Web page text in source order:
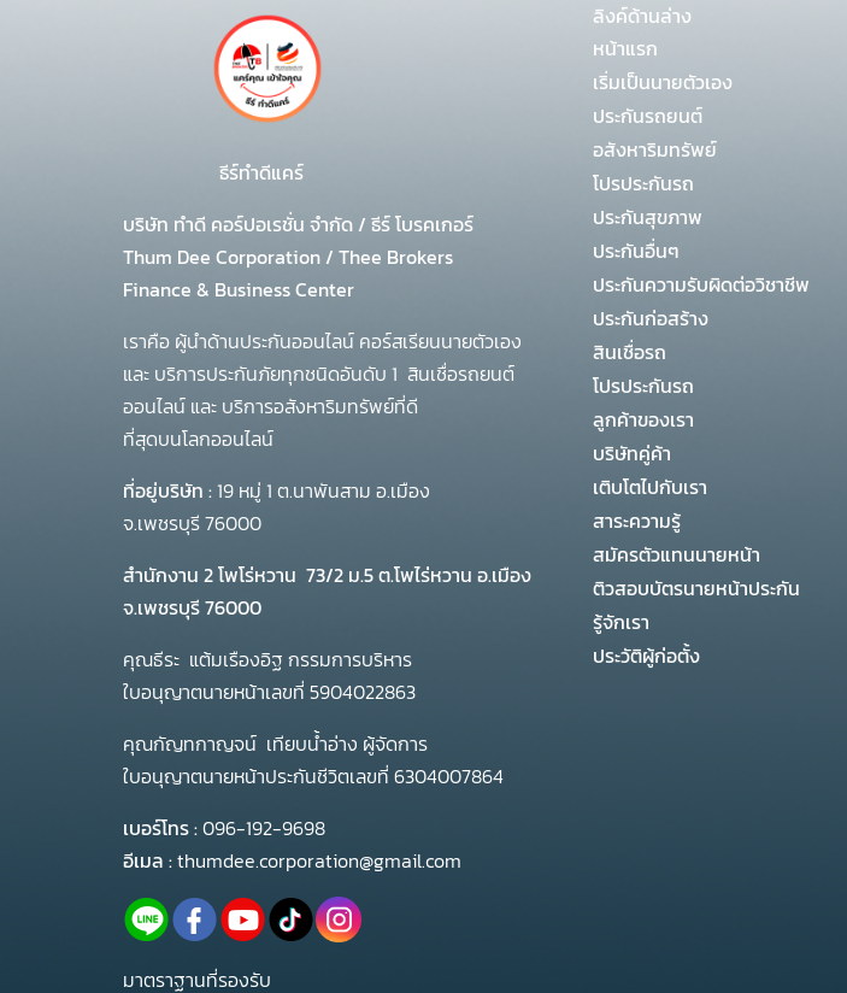
ธีร์ทำดีแคร์
บริษัท ทำดี คอร์ปอเรชั่น จำกัด / ธีร์ โบรคเกอร์
Thum Dee Corporation / Thee Brokers
Finance & Business Center
เราคือ ผู้นำด้านประกันออนไลน์ คอร์สเรียนนายตัวเอง
และ บริการประกันภัยทุกชนิดอันดับ 1 สินเชื่อรถยนต์
ออนไลน์ และ บริการอสังหาริมทรัพย์ที่ดี
ที่สุดบนโลกออนไลน์
ที่อยู่บริษัท :19 หมู่ 1 ต.นาพันสาม อ.เมือง
จ.เพชรบุรี 76000
สำนักงาน 2 โพโร่หวาน 73/2 ม.5 ต.โพไร่หวาน อ.เมือง
จ.เพชรบุรี 76000
คุณธีระ แต้มเรืองอิฐ กรรมการบริหาร
ใบอนุญาตนายหน้าเลขที่ 5904022863
คุณกัญทกาญจน์ เทียบน้ำอ่าง ผู้จัดการ
ใบอนุญาตนายหน้าประกันชีวิตเลขที่ 6304007864
เบอร์โทร :096-192-9698
อีเมล :thumdee.corporation@gmail.com
มาตราฐานที่รองรับ
ลิงค์ด้านล่าง
หน้าแรก
เริ่มเป็นนายตัวเอง
ประกันรถยนต์
อสังหาริมทรัพย์
โปรประกันรถ
ประกันสุขภาพ
ประกันอื่นๆ
ประกันความรับผิดต่อวิชาชีพ
ประกันก่อสร้าง
สินเชื่อรถ
โปรประกันรถ
ลูกค้าของเรา
บริษัทคู่ค้า
เติบโตไปกับเรา
สาระความรู้
สมัครตัวแทนนายหน้า
ติวสอบบัตรนายหน้าประกัน
รู้จักเรา
ประวัติผู้ก่อตั้ง